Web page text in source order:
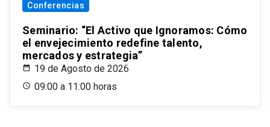
Conferencias
Seminario: “El Activo que Ignoramos: Cómo
el envejecimiento redefine talento,
mercados y estrategia”
19 de Agosto de 2026
09:00 a 11:00 horas